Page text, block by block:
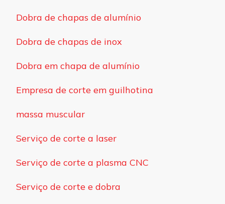
Dobra de chapas de alumínio
Dobra de chapas de inox
Dobra em chapa de alumínio
Empresa de corte em guilhotina
massa muscular
Serviço de corte a laser
Serviço de corte a plasma CNC
Serviço de corte e dobra